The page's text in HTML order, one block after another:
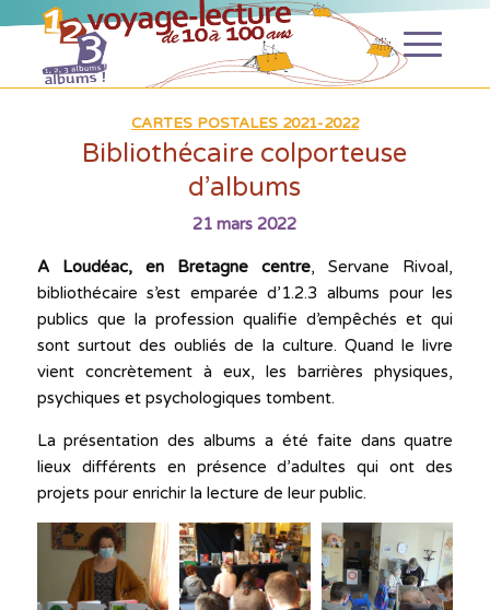
CARTES POSTALES 2021-2022
Bibliothécaire colporteuse
d’albums
21 mars 2022
A Loudéac, en Bretagne centre, Servane Rivoal,
bibliothécaire s’est emparée d’1.2.3 albums pour les
publics que la profession qualifie d’empêchés et qui
sont surtout des oubliés de la culture. Quand le livre
vient concrètement à eux, les barrières physiques,
psychiques et psychologiques tombent.
La présentation des albums a été faite dans quatre
lieux différents en présence d’adultes qui ont des
projets pour enrichir la lecture de leur public.